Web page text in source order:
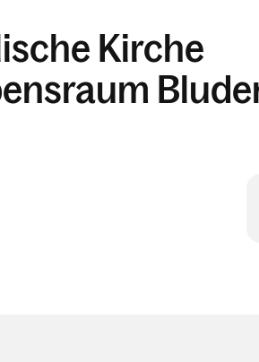
Kirche